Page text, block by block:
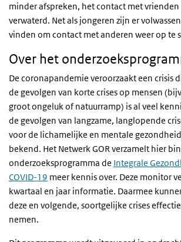
minder afspreken, het contact met
verwaterd. Net als jongeren zijn er
vinden om contact met anderen weer op te
Over het
De coronapandemie veroorzaakt een crisis
de gevolgen van korte crises op mensen
groot ongeluk of natuurramp) is al veel
de gevolgen van langzame, langlopende
voor de lichamelijke en mentale
bekend. Het Netwerk GOR verzamelt hier
onderzoeksprogramma de Integrale
COVID-19 meer kennis over. Deze monitor
kwartaal en jaar informatie. Daarmee
deze en volgende, soortgelijke crises
nemen.